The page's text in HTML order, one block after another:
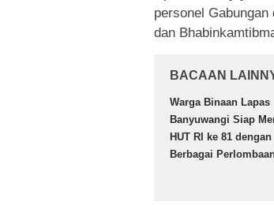
personel
dan
BACAAN
Warga Binaan Lapas
Banyuwangi Siap
HUT RI ke 81 dengan
Berbagai